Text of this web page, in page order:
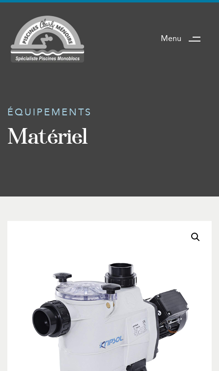
Menu
ÉQUIPEMENTS
Matériel